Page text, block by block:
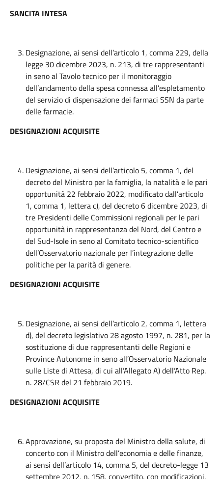
SANCITA INTESA
Designazione, ai sensi dell’articolo 1, comma 229, della
legge 30 dicembre 2023, n. 213, di tre rappresentanti
in seno al Tavolo tecnico per il monitoraggio
dell’andamento della spesa connessa all’espletamento
del servizio di dispensazione dei farmaci SSN da parte
delle farmacie.
DESIGNAZIONI ACQUISITE
Designazione, ai sensi dell’articolo 5, comma 1, del
decreto del Ministro per la famiglia, la natalità e le pari
opportunità 22 febbraio 2022, modificato dall’articolo
1, comma 1, lettera c), del decreto 6 dicembre 2023, di
tre Presidenti delle Commissioni regionali per le pari
opportunità in rappresentanza del Nord, del Centro e
del Sud-Isole in seno al Comitato tecnico-scientifico
dell’Osservatorio nazionale per l’integrazione delle
politiche per la parità di genere.
DESIGNAZIONI ACQUISITE
Designazione, ai sensi dell’articolo 2, comma 1, lettera
d), del decreto legislativo 28 agosto 1997, n. 281, per la
sostituzione di due rappresentanti delle Regioni e
Province Autonome in seno all’Osservatorio Nazionale
sulle Liste di Attesa, di cui all’Allegato A) dell’Atto Rep.
n. 28/CSR del 21 febbraio 2019.
DESIGNAZIONI ACQUISITE
Approvazione, su proposta del Ministro della salute, di
concerto con il Ministro dell’economia e delle finanze,
ai sensi dell’articolo 14, comma 5, del decreto-legge 13
settembre 2012, n. 158, convertito, con modificazioni,